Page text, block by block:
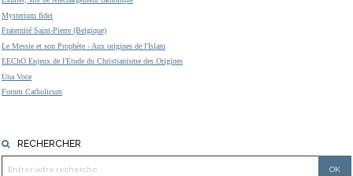
Mysterium fidei
Fraternité Saint-Pierre (Belgique)
Le Messie et son Prophète - Aux origines de l'Islam
EEChO Enjeux de l'Etude du Christianisme des Origines
Una Voce
Forum Catholicum
RECHERCHER